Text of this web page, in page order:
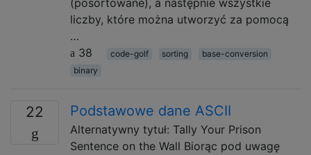
(posortowane), a następnie wszystkie
liczby, które można utworzyć za pomocą
…
38
code-golf sorting
base-conversion
binary
22 Podstawowe dane ASCII
Alternatywny tytuł: Tally Your Prison
Sentence on the Wall Biorąc pod uwagę